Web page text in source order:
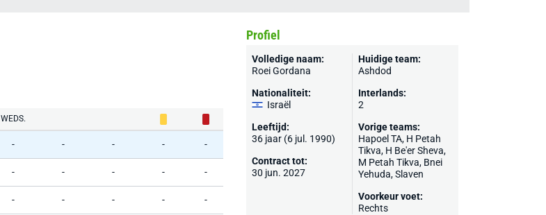
WEDS.
- - - - -
- - - - -
- - - - -
Profiel
Volledige naam:
Roei Gordana
Nationaliteit:
Israël
Leeftijd:
36 jaar (6 jul. 1990)
Contract tot:
30 jun. 2027
Huidige team:
Ashdod
Interlands:
2
Vorige teams:
Hapoel TA, H Petah
Tikva, H Be'er Sheva,
M Petah Tikva, Bnei
Yehuda, Slaven
Voorkeur voet:
Rechts